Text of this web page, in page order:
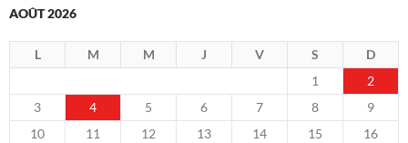
AOÛT 2026
L M M J V S
D
1
2
3
4 5 6 7 8
9
10
11 12 13 14 15
16